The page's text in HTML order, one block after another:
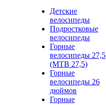
Детские
велосипеды
Подростковые
велосипеды
Горные
велосипеды 27,5
(MTB 27,5)
Горные
велосипеды 26
дюймов
Горные